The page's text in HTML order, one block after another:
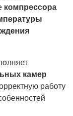
компрессора
камер
работу